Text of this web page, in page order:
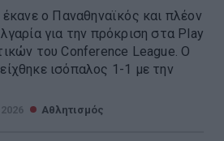
ο Παναθηναϊκός και πλέον
για την πρόκριση στα Play
του Conference League. O
ισόπαλος 1-1 με την
Αθλητισμός